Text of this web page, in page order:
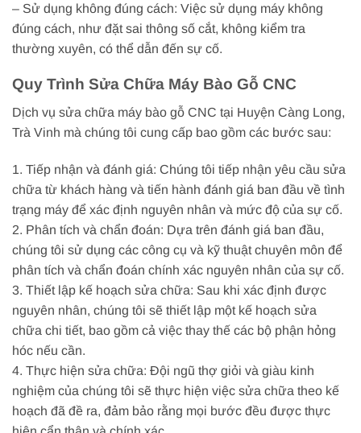
– Sử dụng không đúng cách: Việc sử dụng máy không
đúng cách, như đặt sai thông số cắt, không kiểm tra
thường xuyên, có thể dẫn đến sự cố.
Quy Trình Sửa Chữa Máy Bào Gỗ CNC
Dịch vụ sửa chữa máy bào gỗ CNC tại Huyện Càng Long,
Trà Vinh mà chúng tôi cung cấp bao gồm các bước sau:
1. Tiếp nhận và đánh giá: Chúng tôi tiếp nhận yêu cầu sửa
chữa từ khách hàng và tiến hành đánh giá ban đầu về tình
trạng máy để xác định nguyên nhân và mức độ của sự cố.
2. Phân tích và chẩn đoán: Dựa trên đánh giá ban đầu,
chúng tôi sử dụng các công cụ và kỹ thuật chuyên môn để
phân tích và chẩn đoán chính xác nguyên nhân của sự cố.
3. Thiết lập kế hoạch sửa chữa: Sau khi xác định được
nguyên nhân, chúng tôi sẽ thiết lập một kế hoạch sửa
chữa chi tiết, bao gồm cả việc thay thế các bộ phận hỏng
hóc nếu cần.
4. Thực hiện sửa chữa: Đội ngũ thợ giỏi và giàu kinh
nghiệm của chúng tôi sẽ thực hiện việc sửa chữa theo kế
hoạch đã đề ra, đảm bảo rằng mọi bước đều được thực